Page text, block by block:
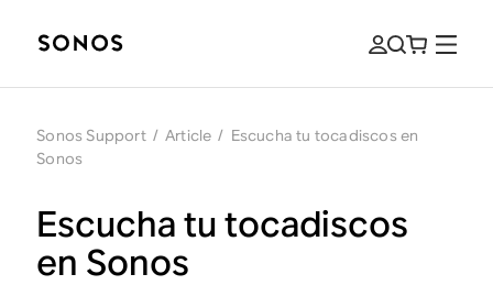
Sonos Support / Article / Escucha tu tocadiscos en
Sonos
Escucha tu tocadiscos
en Sonos